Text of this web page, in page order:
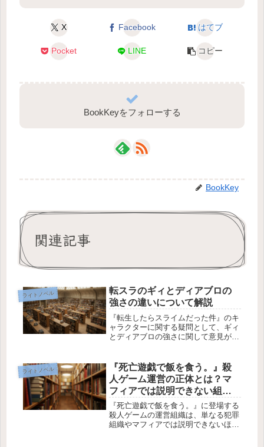
X Facebook はてブ
Pocket LINE コピー
BookKeyをフォローする
BookKey
関連記事
ライトノベル
転スラのギィとディアブロの
強さの違いについて解説
『転生したらスライムだった件』のキ
ャラクターに関する疑問として、ギィ
とディアブロの強さに関して意見が分
のファンはディアブロの方が強いと主
張しています。この記事では、両者
の...
ライトノベル
『死亡遊戯で飯を食う。』殺
人ゲーム運営の正体とは？マ
フィアでは説明できない組織
構造を考察
『死亡遊戯で飯を食う。』に登場する
殺人ゲームの運営組織は、単なる犯罪
組織やマフィアでは説明できないほど